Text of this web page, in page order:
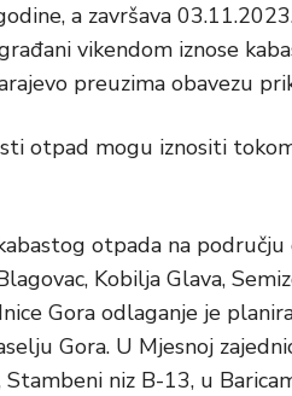
a završava
vikendom iznose
preuzima obavezu
otpad mogu iznositi
otpada na
Kobilja Glava,
Gora odlaganje je
Gora. U Mjesnoj
niz B-13, u